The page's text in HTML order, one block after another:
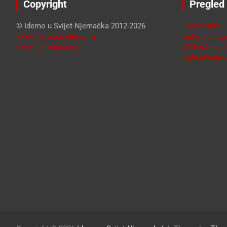
Copyright
© Idemo u Svijet-Njemačka 2012-2026
www.idemousvijet.com
www.njemacka.org
Pregled
Impressum